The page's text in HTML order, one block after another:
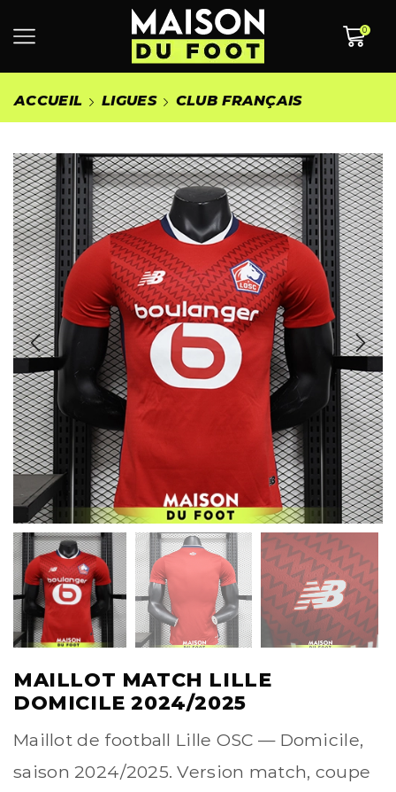
0
ACCUEIL LIGUES CLUB FRANÇAIS
MAILLOT MATCH LILLE
DOMICILE 2024/2025
Maillot de football Lille OSC — Domicile,
saison 2024/2025. Version match, coupe